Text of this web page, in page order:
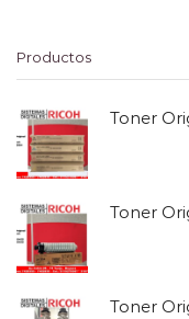
Productos
Toner
Toner